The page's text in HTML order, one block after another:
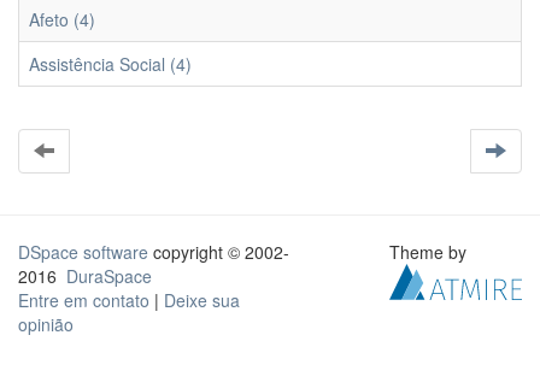
Afeto (4)
Assistência Social (4)
DSpace software copyright © 2002-
2016 DuraSpace
Entre em contato | Deixe sua
opinião
Theme by